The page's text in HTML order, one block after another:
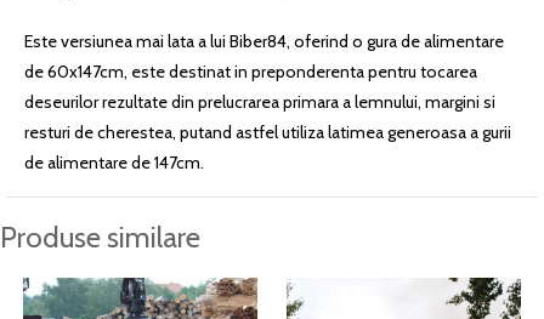
Este versiunea mai lata a lui Biber84, oferind o gura de alimentare
de 60x147cm, este destinat in preponderenta pentru tocarea
deseurilor rezultate din prelucrarea primara a lemnului, margini si
resturi de cherestea, putand astfel utiliza latimea generoasa a gurii
de alimentare de 147cm.
Produse similare